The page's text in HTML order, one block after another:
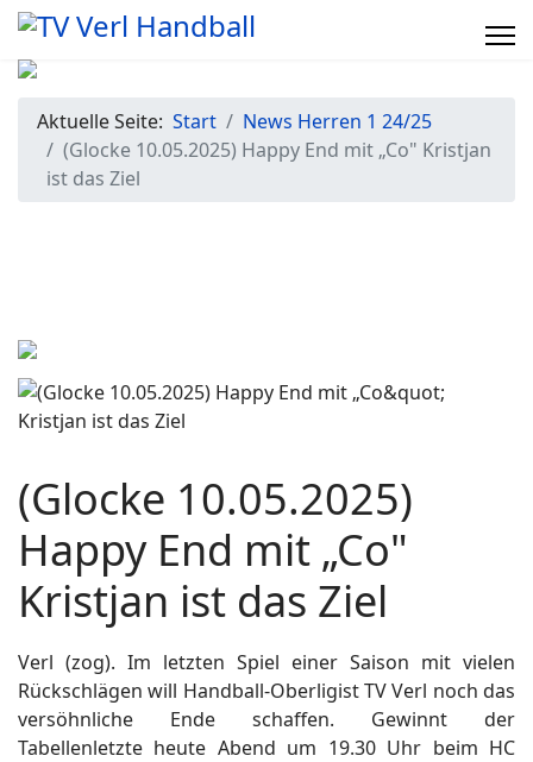
Aktuelle Seite: Start
News Herren 1 24/25
(Glocke 10.05.2025) Happy End mit „Co" Kristjan
ist das Ziel
(Glocke 10.05.2025)
Happy End mit „Co"
Kristjan ist das Ziel
Verl (zog). Im letzten Spiel einer Saison mit vielen
Rückschlägen will Handball-Oberligist TV Verl noch das
versöhnliche Ende schaffen. Gewinnt der
Tabellenletzte heute Abend um 19.30 Uhr beim HC